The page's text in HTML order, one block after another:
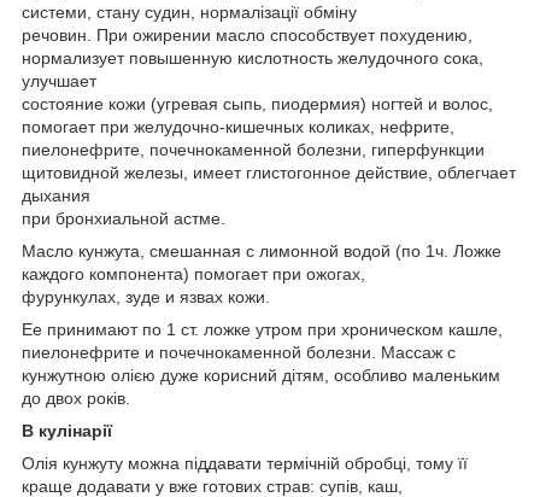
системи, стану судин, нормалізації обміну
речовин. При ожирении масло способствует похудению,
нормализует повышенную кислотность желудочного сока,
улучшает
состояние кожи (угревая сыпь, пиодермия) ногтей и волос,
помогает при желудочно-кишечных коликах, нефрите,
пиелонефрите, почечнокаменной болезни, гиперфункции
щитовидной железы, имеет глистогонное действие, облегчает
дыхания
при бронхиальной астме.
Масло кунжута, смешанная с лимонной водой (по 1ч. Ложке
каждого компонента) помогает при ожогах,
фурункулах, зуде и язвах кожи.
Ее принимают по 1 ст. ложке утром при хроническом кашле,
пиелонефрите и почечнокаменной болезни. Массаж с
кунжутною олією дуже корисний дітям, особливо маленьким
до двох років.
В кулінарії
Олія кунжуту можна піддавати термічній обробці, тому її
краще додавати у вже готових страв: супів, каш,